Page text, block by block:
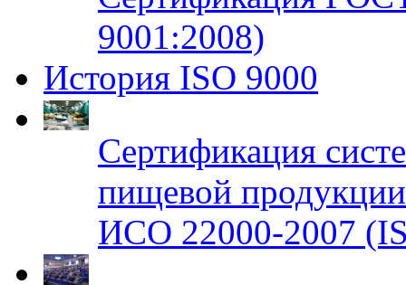
9001:2008)
История ISO 9000
Сертификация
пищевой
ИСО 22000-2007